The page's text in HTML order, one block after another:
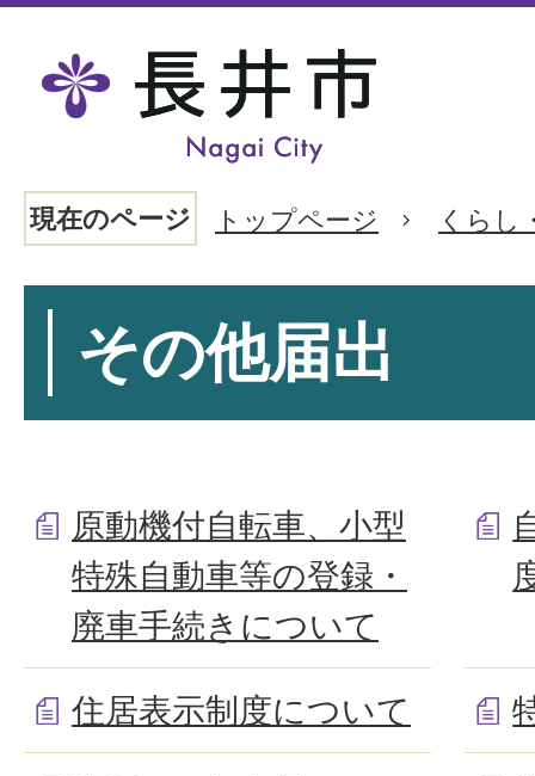
現在のページ トップページ くらし
その他届出
原動機付自転車、小型
特殊自動車等の登録・
廃車手続きについて
住居表示制度について